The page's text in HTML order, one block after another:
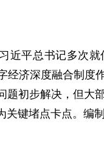
近平总书记多次
济深度融合制度
题初步解决，但大
键堵点卡点。编